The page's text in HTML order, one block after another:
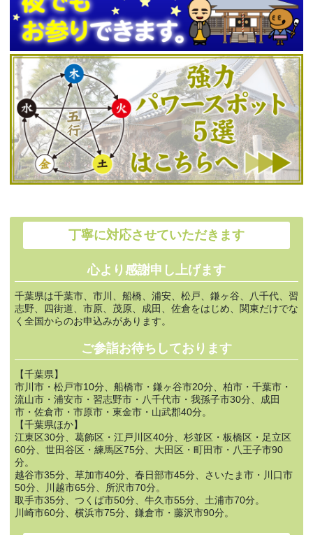
丁寧に対応させていただきます
心より感謝申し上げます
千葉県は千葉市、市川、船橋、浦安、松戸、鎌ヶ谷、八千代、習
志野、四街道、市原、茂原、成田、佐倉をはじめ、関東だけでな
く全国からのお申込みがあります。
ご参詣お待ちしております
【千葉県】
市川市・松戸市10分、船橋市・鎌ヶ谷市20分、柏市・千葉市・
流山市・浦安市・習志野市・八千代市・我孫子市30分、成田
市・佐倉市・市原市・東金市・山武郡40分。
【千葉県ほか】
江東区30分、葛飾区・江戸川区40分、杉並区・板橋区・足立区
60分、世田谷区・練馬区75分、大田区・町田市・八王子市90
分。
越谷市35分、草加市40分、春日部市45分、さいたま市・川口市
50分、川越市65分、所沢市70分。
取手市35分、つくば市50分、牛久市55分、土浦市70分。
川崎市60分、横浜市75分、鎌倉市・藤沢市90分。